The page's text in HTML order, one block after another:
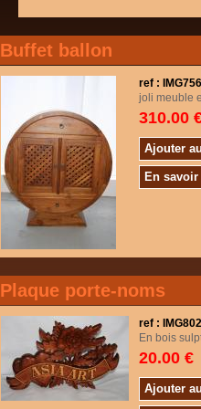
Buffet ballon
ref :
joli meuble
310.00
Ajouter
En savoir
Plaque porte-noms
ref :
En bois
20.00 €
Ajouter